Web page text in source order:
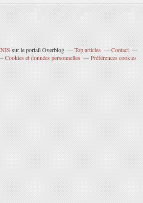
sur le portail Overblog Top articles
Contact
Cookies et données personnelles Préférences cookies